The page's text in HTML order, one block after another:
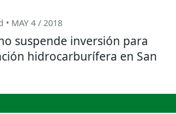
• MAY 4 / 2018
suspende inversión para
hidrocarburífera en San